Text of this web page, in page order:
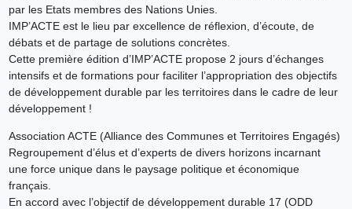
par les Etats membres des Nations Unies.
IMP’ACTE est le lieu par excellence de réflexion, d’écoute, de
débats et de partage de solutions concrètes.
Cette première édition d’IMP’ACTE propose 2 jours d’échanges
intensifs et de formations pour faciliter l’appropriation des objectifs
de développement durable par les territoires dans le cadre de leur
développement !
Association ACTE (Alliance des Communes et Territoires Engagés)
Regroupement d’élus et d’experts de divers horizons incarnant
une force unique dans le paysage politique et économique
français.
En accord avec l’objectif de développement durable 17 (ODD